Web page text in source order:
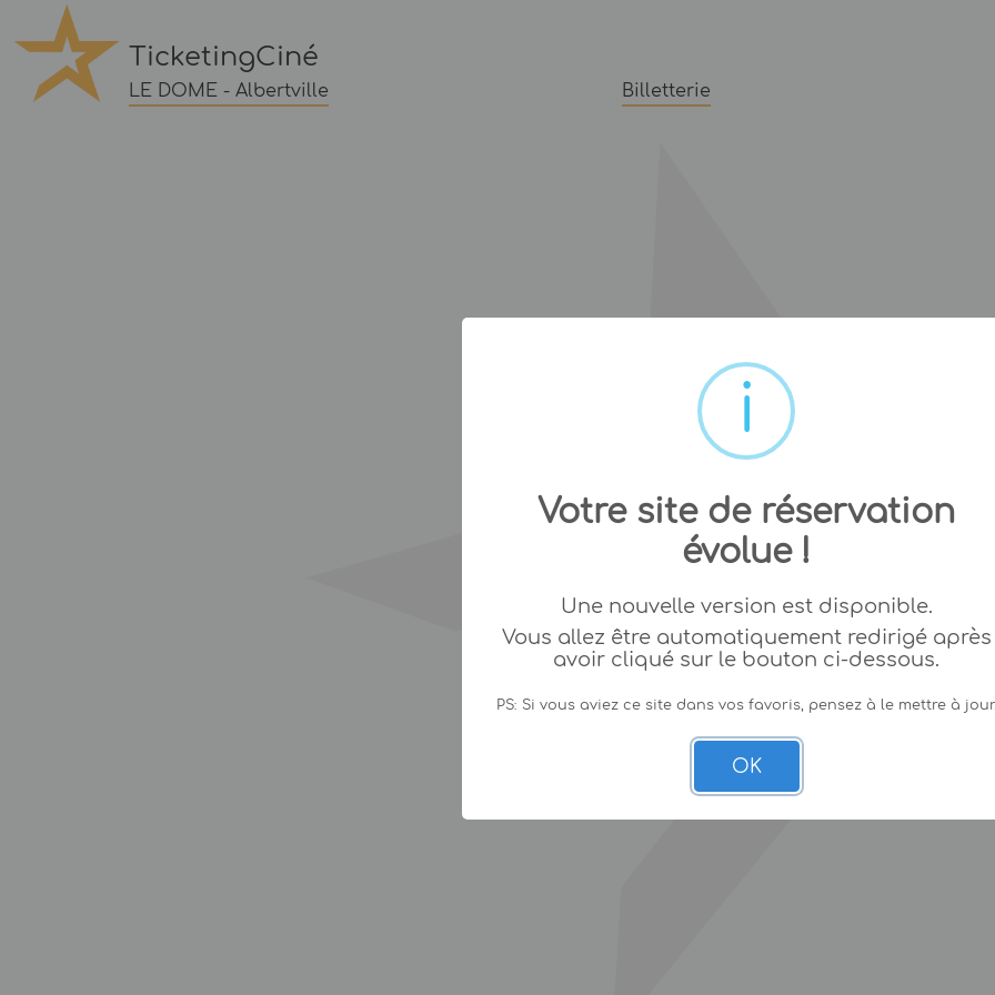
TicketingCiné
LE DOME - Albertville Billetterie
Votre site de réservation
évolue !
Une nouvelle version est disponible.
Vous allez être automatiquement redirigé après
avoir cliqué sur le bouton ci-dessous.
PS: Si vous aviez ce site dans vos favoris, pensez à le mettre à
OK